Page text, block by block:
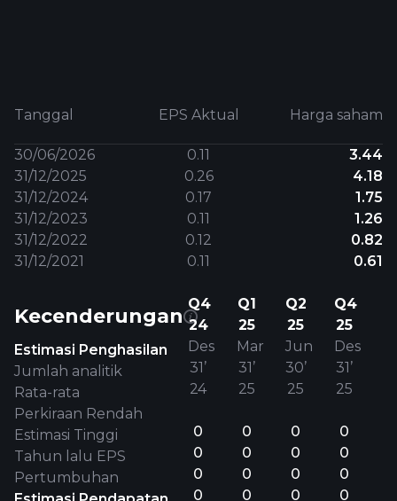
Tanggal EPS Aktual Harga saham
30/06/2026 0.11
3.44
31/12/2025
0.26
4.18
31/12/2024
0.17
1.75
31/12/2023
0.11
1.26
31/12/2022
0.12
0.82
31/12/2021
0.11 0.61
Kecenderungan
Estimasi Penghasilan
Jumlah analitik
Rata-rata
Perkiraan Rendah
Estimasi Tinggi
Tahun lalu EPS
Pertumbuhan
Q4
24
Des
31’
24
0
0
0
0
Q1
25
Mar
31’
25
0
0
0
0
Q2
25
Jun
30’
25
0
0
0
0
Q4
25
Des
31’
25
0
0
0
0